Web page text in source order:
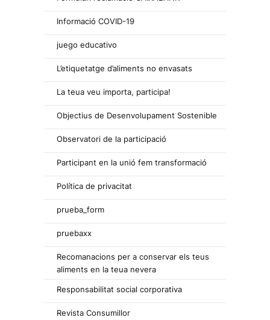
Informació COVID-19
juego educativo
L’etiquetatge d’aliments no envasats
La teua veu importa, participa!
Objectius de Desenvolupament Sostenible
Observatori de la participació
Participant en la unió fem transformació
Política de privacitat
prueba_form
pruebaxx
Recomanacions per a conservar els teus
aliments en la teua nevera
Responsabilitat social corporativa
Revista Consumillor